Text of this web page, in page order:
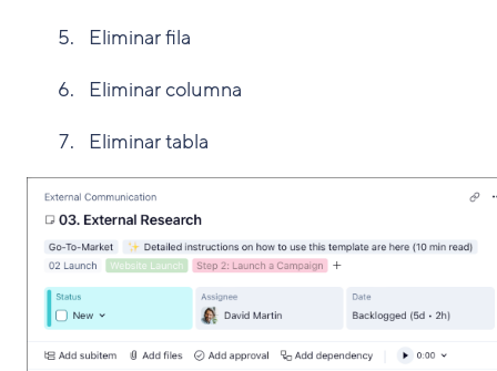
Eliminar fila
Eliminar columna
Eliminar tabla